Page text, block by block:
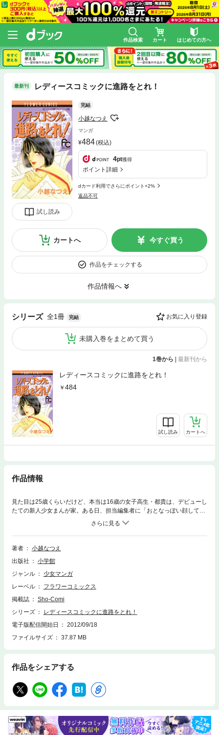
作品検索 カート はじめての方へ
最新刊 レディースコミックに進路をとれ！
試し読み
完結
小越なつえ
マンガ
484(税込)
4pt獲得
ポイント詳細
dカード利用でさらにポイント+2%
返品不可
カートへ 今すぐ買う
作品をチェックする
作品情報へ
シリーズ 全1冊 完結 お気に入り登録
未購入巻をまとめて買う
1巻から 最新刊から
レディースコミックに進路をとれ！
484
試し読み カートへ
作品情報
見た目は25歳くらいだけど、本当は16歳の女子高生・都貴は、デビューし
たての新人少女まんが家。ある日、担当編集者に「おとなっぽい顔してる
から、レディースコミックを描きなさい」と言われて！？他4編を収録の
著者
小越なつえ
出版社
小学館
ジャンル
少女マンガ
レーベル
フラワーコミックス
掲載誌
Sho-Comi
シリーズ
レディースコミックに進路をとれ！
電子版配信開始日
2012/09/18
ファイルサイズ
37.87 MB
作品をシェアする